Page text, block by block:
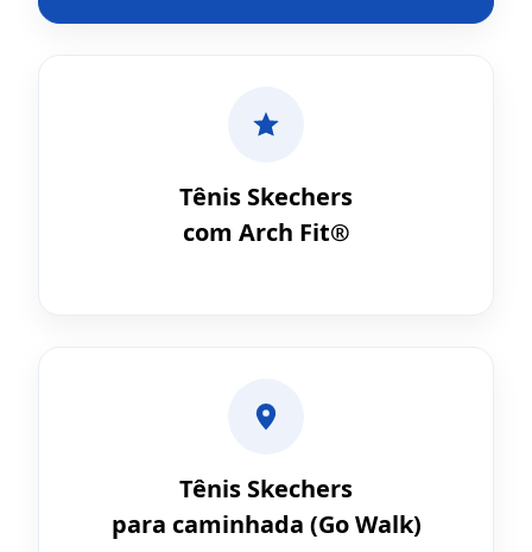
Tênis Skechers
com Arch Fit®
Tênis Skechers
para caminhada (Go Walk)